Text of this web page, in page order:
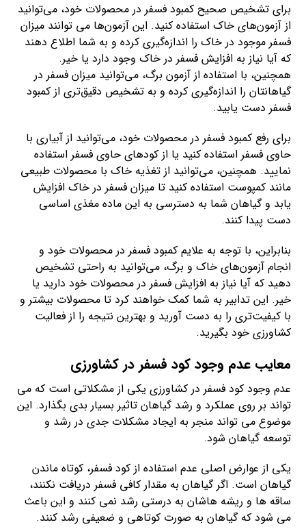
برای تشخیص صحیح کمبود فسفر در محصولات خود، می‌توانید
از آزمون‌های خاک استفاده کنید. این آزمون‌ها می توانند میزان
فسفر موجود در خاک را اندازه‌گیری کرده و به شما اطلاع دهند
که آیا نیاز به افزایش فسفر در خاک وجود دارد یا خیر.
همچنین، با استفاده از آزمون برگ، می‌توانید میزان فسفر در
گیاهانتان را اندازه‌گیری کرده و به تشخیص دقیق‌تری از کمبود
فسفر دست یابید.
برای رفع کمبود فسفر در محصولات خود، می‌توانید از آبیاری با
حاوی فسفر استفاده کنید یا از کودهای حاوی فسفر استفاده
نمایید. همچنین، می‌توانید از تغذیه خاک با محصولات طبیعی
مانند کمپوست استفاده کنید تا میزان فسفر در خاک افزایش
یابد و گیاهان شما به دسترسی به این ماده مغذی اساسی
دست پیدا کنند.
بنابراین، با توجه به علایم کمبود فسفر در محصولات خود و
انجام آزمون‌های خاک و برگ، می‌توانید به راحتی تشخیص
دهید که آیا نیاز به افزایش فسفر در محصولات خود دارید یا
خیر. این تدابیر به شما کمک خواهند کرد تا محصولات بیشتر و
با کیفیت‌تری را به دست آورید و بهترین نتیجه را از فعالیت
کشاورزی خود بگیرید.
معایب عدم وجود کود فسفر در کشاورزی
عدم وجود کود فسفر در کشاورزی یکی از مشکلاتی است که می
تواند بر روی عملکرد و رشد گیاهان تاثیر بسیار بدی بگذارد. این
موضوع می تواند منجر به ایجاد مشکلات جدی در رشد و
توسعه گیاهان شود.
یکی از عوارض اصلی عدم استفاده از کود فسفر، کوتاه ماندن
گیاهان است. اگر گیاهان به مقدار کافی فسفر دریافت نکنند،
ساقه ها و ریشه هاشان به درستی رشد نمی کنند و این باعث
می شود که گیاهان به صورت کوتاهی و ضعیفی رشد کنند.